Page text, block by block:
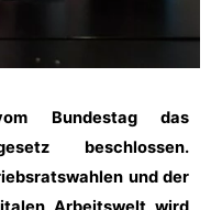
Bundestag das
beschlossen.
und der